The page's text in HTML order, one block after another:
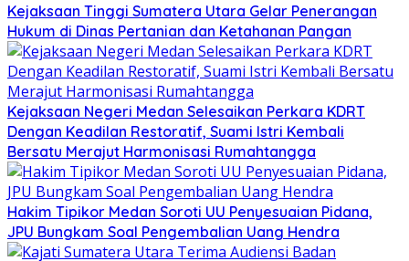
Kejaksaan Tinggi Sumatera Utara Gelar Penerangan
Hukum di Dinas Pertanian dan Ketahanan Pangan
Kejaksaan Negeri Medan Selesaikan Perkara KDRT
Dengan Keadilan Restoratif, Suami Istri Kembali
Bersatu Merajut Harmonisasi Rumahtangga
Hakim Tipikor Medan Soroti UU Penyesuaian Pidana,
JPU Bungkam Soal Pengembalian Uang Hendra